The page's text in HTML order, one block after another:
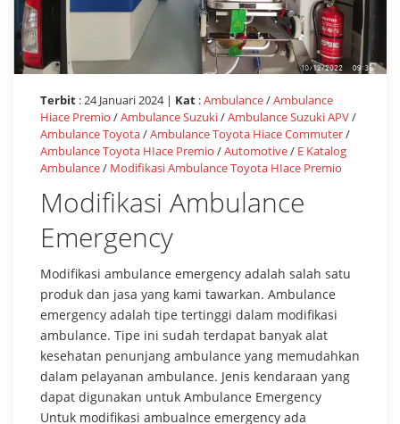
Terbit : 24 Januari 2024 | Kat :Ambulance/Ambulance
Hiace Premio /Ambulance Suzuki/Ambulance Suzuki APV/
Ambulance Toyota/Ambulance Toyota Hiace Commuter/
Ambulance Toyota HIace Premio /Automotive/ E Katalog
Ambulance/ Modifikasi Ambulance Toyota HIace Premio
Modifikasi Ambulance
Emergency
Modifikasi ambulance emergency adalah salah satu
produk dan jasa yang kami tawarkan. Ambulance
emergency adalah tipe tertinggi dalam modifikasi
ambulance. Tipe ini sudah terdapat banyak alat
kesehatan penunjang ambulance yang memudahkan
dalam pelayanan ambulance. Jenis kendaraan yang
dapat digunakan untuk Ambulance Emergency
Untuk modifikasi ambualnce emergency ada